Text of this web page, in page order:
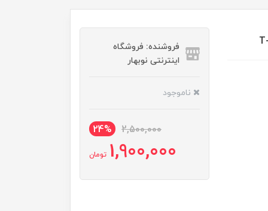
فروشنده: فروشگاه
اینترنتی نوبهار
ناموجود
2,500,000
24%
1,900,000 تومان